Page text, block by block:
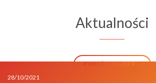
Aktualności
POWRÓT DO LISTY
28/10/2021